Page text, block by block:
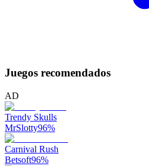
Juegos recomendados
AD
Trendy Skulls
MrSlotty96%
Carnival Rush
Betsoft96%